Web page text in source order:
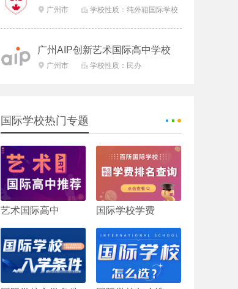
 广州市  学校性质：纯外籍国际学校
广州AIP创新艺术国际高中学校
 广州市  学校性质：民办
国际学校热门专题
艺术国际高中 国际学校学费